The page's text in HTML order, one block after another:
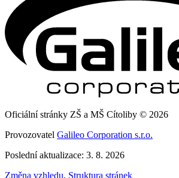
Oficiální stránky ZŠ a MŠ Cítoliby © 2026
Provozovatel Galileo Corporation s.r.o.
Poslední aktualizace: 3. 8. 2026
Změna vzhledu, Struktura stránek